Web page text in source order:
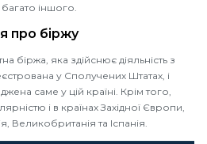
іншого.
про біржу
біржа, яка здійснює діяльність з
у Сполучених Штатах, і
саме у цій країні. Крім того,
і в країнах Західної Європи,
Великобританія та Іспанія.